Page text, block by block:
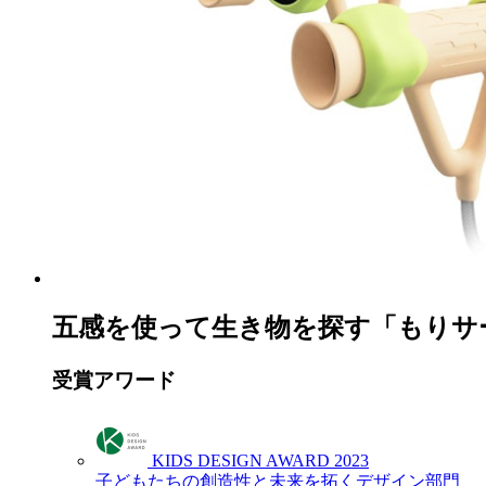
五感を使って生き物を探す「もりサ
受賞アワード
KIDS DESIGN AWARD 2023
子どもたちの創造性と未来を拓くデザイン部門